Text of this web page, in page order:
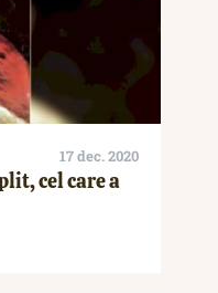
17 dec. 2020
cel care a